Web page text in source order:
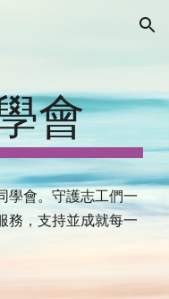
Skip to navigation
會
學會。守護志工們一
務，支持並成就每一